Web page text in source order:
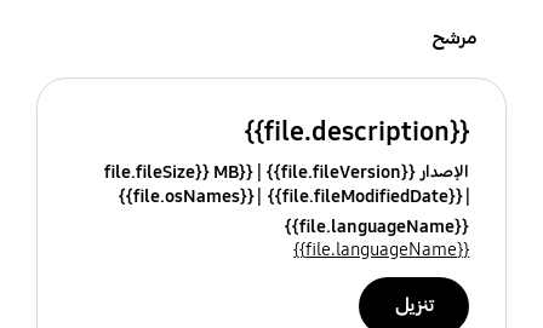
مرشح
{{file.description}}
الإصدار {{file.fileVersion}}
{{file.fileSize}} MB
{{file.fileModifiedDate}}
{{file.osNames}}
{{file.languageName}}
{{file.languageName}}
تنزيل